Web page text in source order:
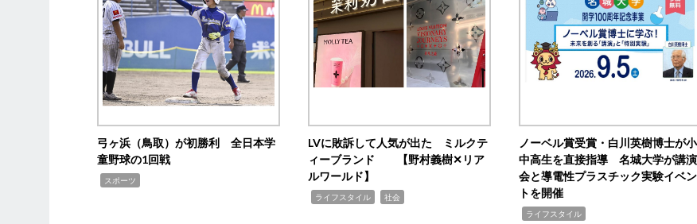
弓ヶ浜（鳥取）が初勝利 全日本学
童野球の1回戦
スポーツ
LVに敗訴して人気が出た ミルクテ
ィーブランド 【野村義樹✕リア
ルワールド】
ライフスタイル 社会
ノーベル賞受賞・白川英樹博士が小
中高生を直接指導 名城大学が講演
会と導電性プラスチック実験イベン
トを開催
ライフスタイル